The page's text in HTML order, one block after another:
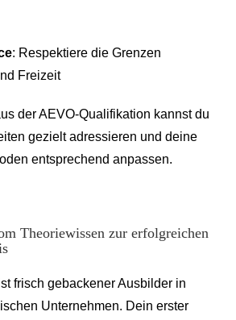
: Respektiere die Grenzen
Freizeit
der AEVO-Qualifikation kannst du
gezielt adressieren und deine
entsprechend anpassen.
Theoriewissen zur erfolgreichen
frisch gebackener Ausbilder in
Unternehmen. Dein erster